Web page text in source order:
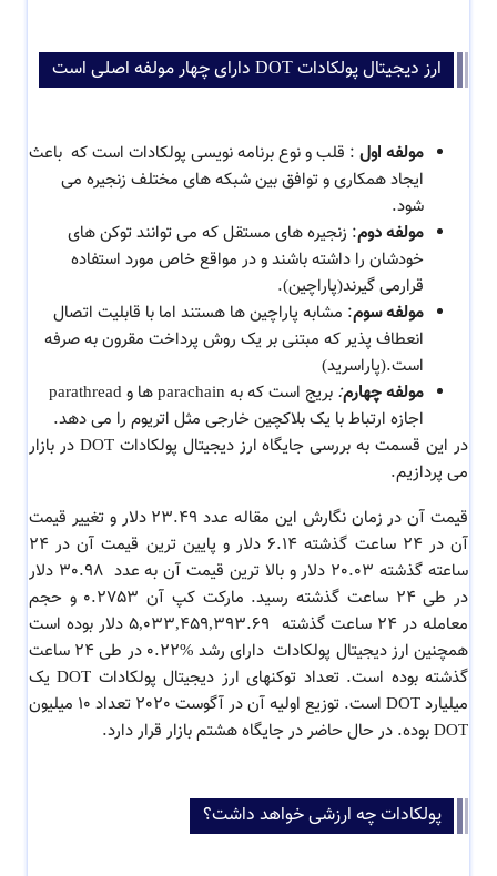
ارز دیجیتال پولکادات DOT دارای چهار مولفه اصلی است
مولفه اول : قلب و نوع برنامه نویسی پولکادات است که باعث
ایجاد همکاری و توافق بین شبکه های مختلف زنجیره می
شود.
مولفه دوم: زنجیره های مستقل که می توانند توکن های
خودشان را داشته باشند و در مواقع خاص مورد استفاده
قرارمی گیرند(پاراچین).
مولفه سوم: مشابه پاراچین ها هستند اما با قابلیت اتصال
انعطاف پذیر که مبتنی بر یک روش پرداخت مقرون به صرفه
است.(پاراسرید)
مولفه چهارم:
بریج است که به parachain ها و parathread
اجازه ارتباط با یک بلاکچین خارجی مثل اتریوم را می دهد.
در این قسمت به بررسی جایگاه ارز دیجیتال پولکادات DOT در بازار
می پردازیم.
قیمت آن در زمان نگارش این مقاله عدد 23.49 دلار و تغییر قیمت
آن در 24 ساعت گذشته 6.14 دلار و پایین ترین قیمت آن در 24
ساعته گذشته 20.03 دلار و بالا ترین قیمت آن به عدد 30.98 دلار
در طی 24 ساعت گذشته رسید. مارکت کپ آن 0.2753 و حجم
معامله در 24 ساعت گذشته 5,033,459,393.69 دلار بوده است
همچنین ارز دیجیتال پولکادات دارای رشد %0.22 در طی 24 ساعت
گذشته بوده است. تعداد توکنهای ارز دیجیتال پولکادات DOT یک
میلیارد DOT است. توزیع اولیه آن در آگوست 2020 تعداد 10 میلیون
DOT بوده. در حال حاضر در جایگاه هشتم بازار قرار دارد.
پولکادات چه ارزشی خواهد داشت؟